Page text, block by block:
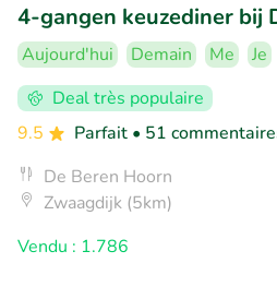
4-gangen keuzediner bij
Aujourd'hui Demain Me Je
Deal très populaire
9.5
Parfait • 51
De Beren Hoorn
Zwaagdijk (5km)
Vendu : 1.786